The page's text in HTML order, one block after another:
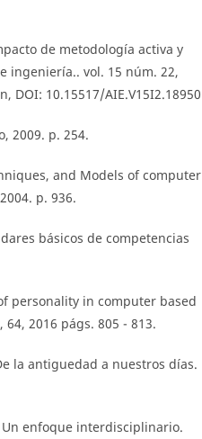
de metodología activa y
ingeniería.. vol. 15 núm. 22,
DOI: 10.15517/AIE.V15I2.18950
2009. p. 254.
and Models of computer
p. 936.
básicos de competencias
personality in computer based
2016 págs. 805 - 813.
la antiguedad a nuestros días.
Un enfoque interdisciplinario.